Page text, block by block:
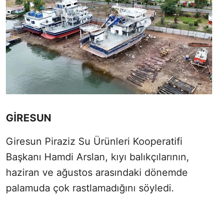
GİRESUN
Giresun Piraziz Su Ürünleri Kooperatifi
Başkanı Hamdi Arslan, kıyı balıkçılarının,
haziran ve ağustos arasındaki dönemde
palamuda çok rastlamadığını söyledi.